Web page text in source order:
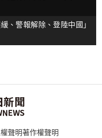
、警報解除、登陸中國」
聲明著作權聲明